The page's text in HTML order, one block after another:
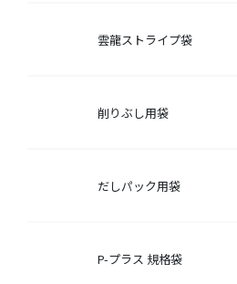
雲龍ストライプ袋
削りぶし用袋
だしパック用袋
P-プラス 規格袋